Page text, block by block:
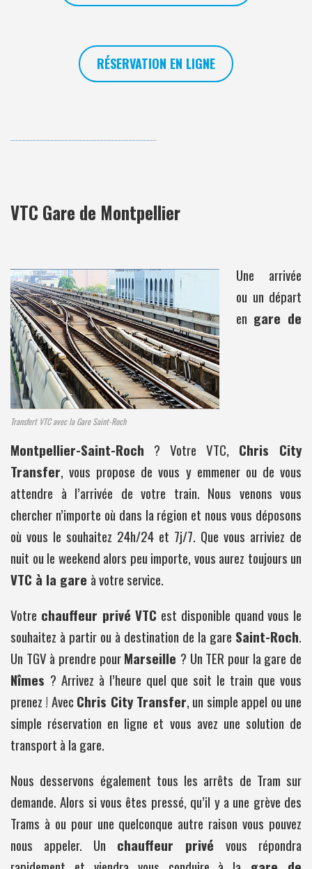
RÉSERVATION EN LIGNE
VTC Gare de Montpellier
Transfert VTC avec la Gare Saint-Roch
Une arrivée
ou un départ
en gare de
Montpellier-Saint-Roch ? Votre VTC, Chris City
Transfer, vous propose de vous y emmener ou de vous
attendre à l’arrivée de votre train. Nous venons vous
chercher n’importe où dans la région et nous vous déposons
où vous le souhaitez 24h/24 et 7j/7. Que vous arriviez de
nuit ou le weekend alors peu importe, vous aurez toujours un
VTC à la gare à votre service.
Votre chauffeur privé VTC est disponible quand vous le
souhaitez à partir ou à destination de la gare Saint-Roch.
Un TGV à prendre pourMarseille ? Un TER pour la gare de
Nîmes ? Arrivez à l’heure quel que soit le train que vous
prenez ! Avec Chris City Transfer, un simple appel ou une
simple réservation en ligne et vous avez une solution de
transport à la gare.
Nous desservons également tous les arrêts de Tram sur
demande. Alors si vous êtes pressé, qu’il y a une grève des
Trams à ou pour une quelconque autre raison vous pouvez
nous appeler. Un chauffeur privé vous répondra